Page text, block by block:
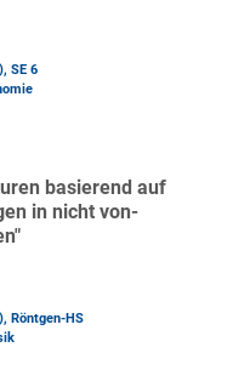
, SE 6
basierend auf
in nicht von-
, Röntgen-HS